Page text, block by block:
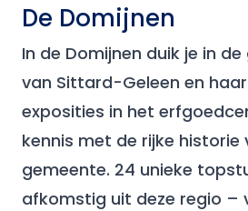
De Domijnen
In de Domijnen duik je in
van Sittard-Geleen en
exposities in het
kennis met de rijke historie
gemeente. 24 unieke
afkomstig uit deze regio –